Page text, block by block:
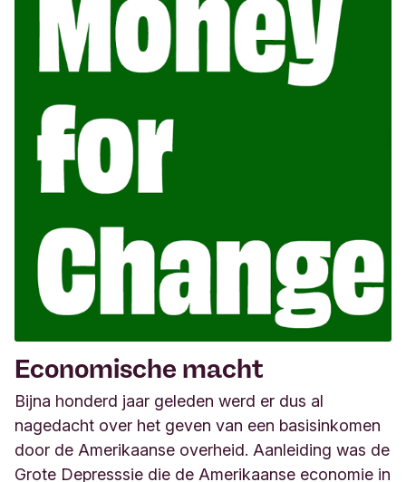
Economische macht
Bijna honderd jaar geleden werd er dus al
nagedacht over het geven van een basisinkomen
door de Amerikaanse overheid. Aanleiding was de
Grote Depresssie die de Amerikaanse economie in